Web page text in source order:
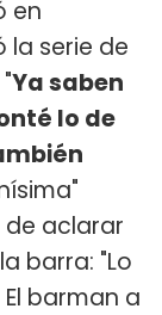
en
la serie de
Ya saben
lo de
aclarar
barra: "Lo
barman a